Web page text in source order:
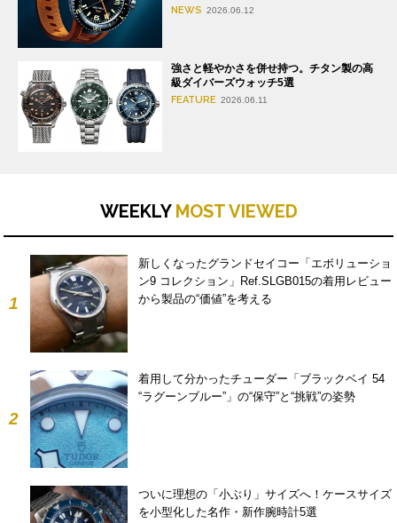
NEWS 2026.06.12
強さと軽やかさを併せ持つ。チタン製の高
級ダイバーズウォッチ5選
FEATURE 2026.06.11
WEEKLY MOST VIEWED
1
新しくなったグランドセイコー「エボリューショ
ン9 コレクション」Ref.SLGB015の着用レビュー
から製品の“価値”を考える
2
着用して分かったチューダー「ブラックベイ 54
“ラグーンブルー”」の“保守”と“挑戦”の姿勢
ついに理想の「小ぶり」サイズへ！ケースサイズ
を小型化した名作・新作腕時計5選